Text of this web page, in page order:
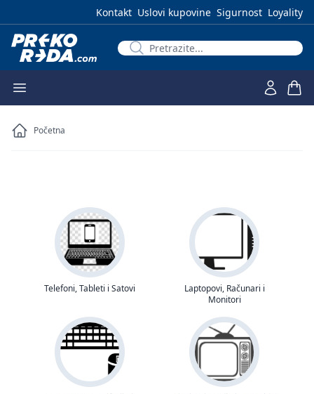
Kontakt Uslovi kupovine Sigurnost Loyality
Početna
Telefoni, Tableti i Satovi
Laptopovi, Računari i
Monitori